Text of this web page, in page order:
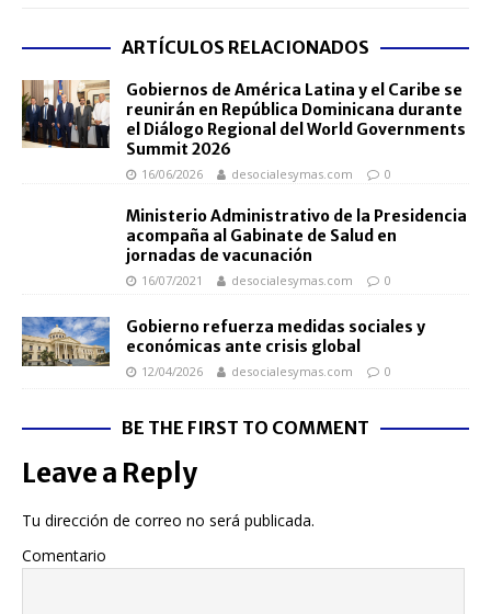
ARTÍCULOS RELACIONADOS
Gobiernos de América Latina y el Caribe se
reunirán en República Dominicana durante
el Diálogo Regional del World Governments
Summit 2026
16/06/2026 desocialesymas.com 0
Ministerio Administrativo de la Presidencia
acompaña al Gabinate de Salud en
jornadas de vacunación
16/07/2021 desocialesymas.com 0
Gobierno refuerza medidas sociales y
económicas ante crisis global
12/04/2026 desocialesymas.com 0
BE THE FIRST TO COMMENT
Leave a Reply
Tu dirección de correo no será publicada.
Comentario